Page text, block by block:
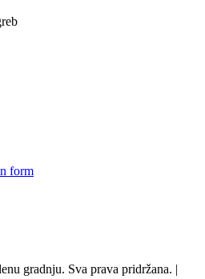
form
gradnju. Sva prava pridržana. |